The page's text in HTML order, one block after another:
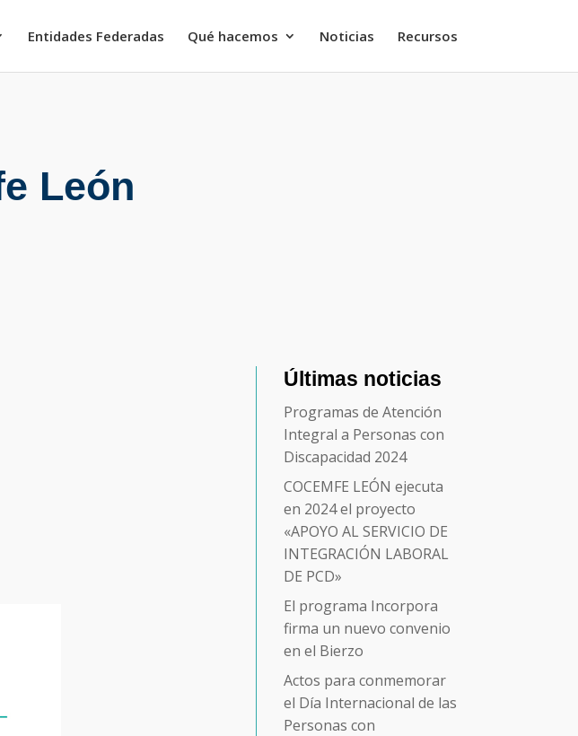
Entidades Federadas Qué hacemos Noticias Recursos
León
Últimas noticias
Programas de Atención
Integral a Personas con
Discapacidad 2024
COCEMFE LEÓN ejecuta
en 2024 el proyecto
«APOYO AL SERVICIO DE
INTEGRACIÓN LABORAL
DE PCD»
El programa Incorpora
firma un nuevo convenio
en el Bierzo
Actos para conmemorar
el Día Internacional de las
Personas con